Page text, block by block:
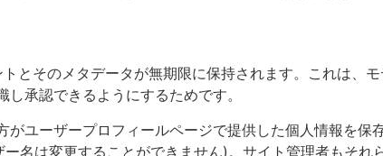
とそのメタデータが無期限に保持されます。これは、
承認できるようにするためです。
ユーザープロフィールページで提供した個人情報を
名は変更することができません)。サイト管理者もそれ